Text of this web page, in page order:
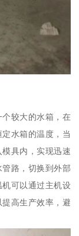
较大的水箱，在
水箱的温度，当
具内，实现迅速
路，切换到外部
可以通过主机设
高生产效率，避